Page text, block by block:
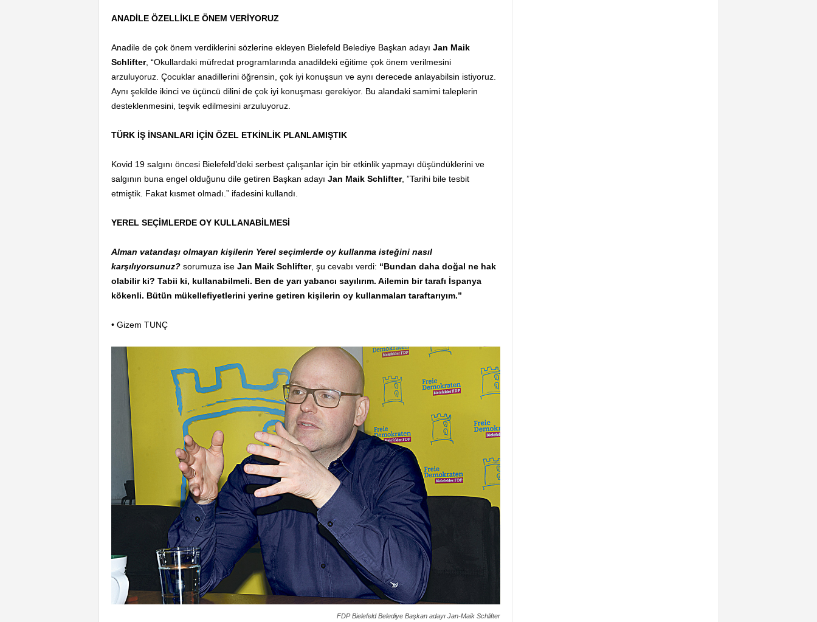
ANADİLE ÖZELLİKLE ÖNEM VERİYORUZ
Anadile de çok önem verdiklerini sözlerine ekleyen Bielefeld Belediye Başkan adayı Jan Maik
Schlifter, “Okullardaki müfredat programlarında anadildeki eğitime çok önem verilmesini
arzuluyoruz. Çocuklar anadillerini öğrensin, çok iyi konuşsun ve aynı derecede anlayabilsin istiyoruz.
Aynı şekilde ikinci ve üçüncü dilini de çok iyi konuşması gerekiyor. Bu alandaki samimi taleplerin
desteklenmesini, teşvik edilmesini arzuluyoruz.
TÜRK İŞ İNSANLARI İÇİN ÖZEL ETKİNLİK PLANLAMIŞTIK
Kovid 19 salgını öncesi Bielefeld’deki serbest çalışanlar için bir etkinlik yapmayı düşündüklerini ve
salgının buna engel olduğunu dile getiren Başkan adayı Jan Maik Schlifter, ”Tarihi bile tesbit
etmiştik. Fakat kısmet olmadı.” ifadesini kullandı.
YEREL SEÇİMLERDE OY KULLANABİLMESİ
Alman vatandaşı olmayan kişilerin Yerel seçimlerde oy kullanma isteğini nasıl
karşılıyorsunuz?sorumuza ise Jan Maik Schlifter, şu cevabı verdi: “Bundan daha doğal ne hak
olabilir ki? Tabii ki, kullanabilmeli. Ben de yarı yabancı sayılırım. Ailemin bir tarafı İspanya
kökenli. Bütün mükellefiyetlerini yerine getiren kişilerin oy kullanmaları taraftarıyım.”
• Gizem TUNÇ
FDP Bielefeld Belediye Başkan adayı Jan-Maik Schlifter